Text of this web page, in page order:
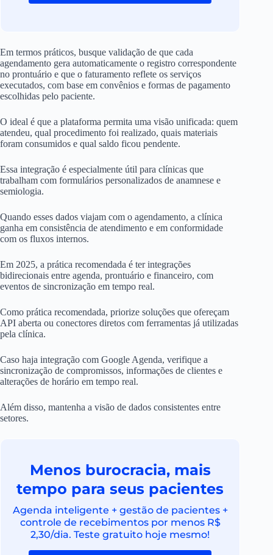
Em termos práticos, busque validação de que cada
agendamento gera automaticamente o registro correspondente
no prontuário e que o faturamento reflete os serviços
executados, com base em convênios e formas de pagamento
escolhidas pelo paciente.
O ideal é que a plataforma permita uma visão unificada: quem
atendeu, qual procedimento foi realizado, quais materiais
foram consumidos e qual saldo ficou pendente.
Essa integração é especialmente útil para clínicas que
trabalham com formulários personalizados de anamnese e
semiologia.
Quando esses dados viajam com o agendamento, a clínica
ganha em consistência de atendimento e em conformidade
com os fluxos internos.
Em 2025, a prática recomendada é ter integrações
bidirecionais entre agenda, prontuário e financeiro, com
eventos de sincronização em tempo real.
Como prática recomendada, priorize soluções que ofereçam
API aberta ou conectores diretos com ferramentas já utilizadas
pela clínica.
Caso haja integração com Google Agenda, verifique a
sincronização de compromissos, informações de clientes e
alterações de horário em tempo real.
Além disso, mantenha a visão de dados consistentes entre
setores.
Menos burocracia, mais
tempo para seus pacientes
Agenda inteligente + gestão de pacientes +
controle de recebimentos por menos R$
2,30/dia. Teste gratuito hoje mesmo!